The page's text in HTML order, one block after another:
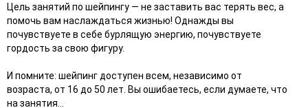
Цель занятий по шейпингу — не заставить вас терять вес, а
помочь вам наслаждаться жизнью! Однажды вы
почувствуете в себе бурлящую энергию, почувствуете
гордость за свою фигуру.
И помните: шейпинг доступен всем, независимо от
возраста, от 16 до 50 лет. Вы ошибаетесь, если думаете, что
на занятия...